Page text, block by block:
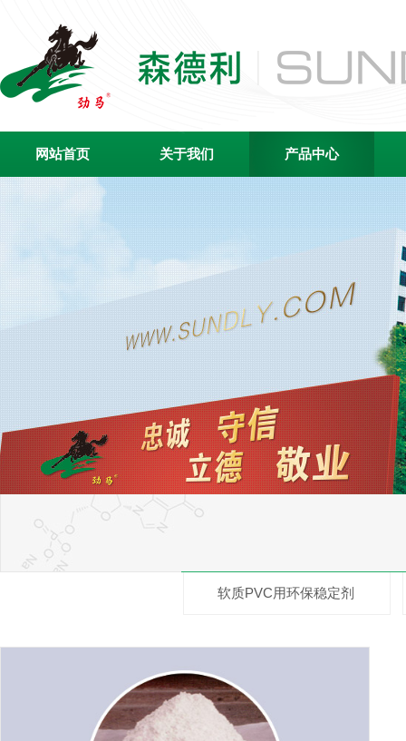
网站首页 关于我们 产品中心
软质PVC用环保稳定剂